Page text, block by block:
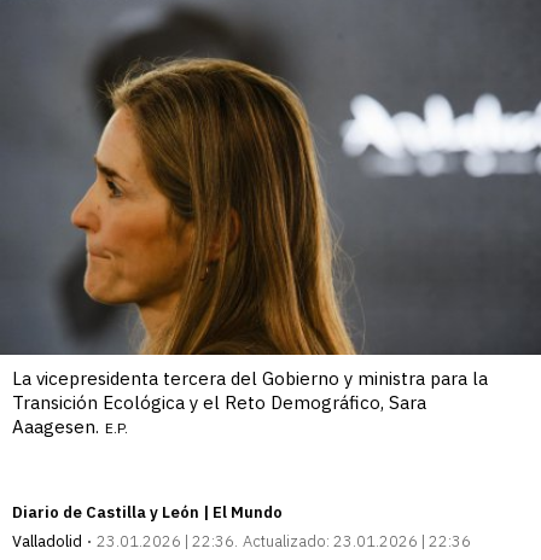
La vicepresidenta tercera del Gobierno y ministra para la
Transición Ecológica y el Reto Demográfico, Sara
Aaagesen. E.P.
Diario de Castilla y León | El Mundo
Valladolid
23.01.2026 | 22:36 Actualizado: 23.01.2026 | 22:36